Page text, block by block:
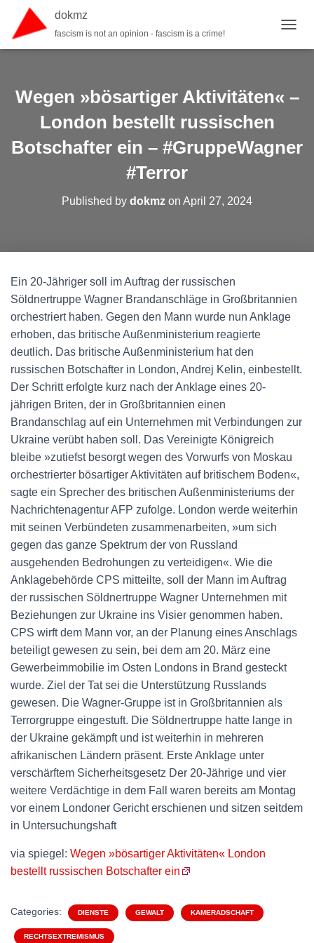
dokmz
fascism is not an opinion - fascism is a crime!
Wegen »bösartiger Aktivitäten« –
London bestellt russischen
Botschafter ein – #GruppeWagner
#Terror
Published by dokmz on April 27, 2024
Ein 20-Jähriger soll im Auftrag der russischen
Söldnertruppe Wagner Brandanschläge in Großbritannien
orchestriert haben. Gegen den Mann wurde nun Anklage
erhoben, das britische Außenministerium reagierte
deutlich. Das britische Außenministerium hat den
russischen Botschafter in London, Andrej Kelin, einbestellt.
Der Schritt erfolgte kurz nach der Anklage eines 20-
jährigen Briten, der in Großbritannien einen
Brandanschlag auf ein Unternehmen mit Verbindungen zur
Ukraine verübt haben soll. Das Vereinigte Königreich
bleibe »zutiefst besorgt wegen des Vorwurfs von Moskau
orchestrierter bösartiger Aktivitäten auf britischem Boden«,
sagte ein Sprecher des britischen Außenministeriums der
Nachrichtenagentur AFP zufolge. London werde weiterhin
mit seinen Verbündeten zusammenarbeiten, »um sich
gegen das ganze Spektrum der von Russland
ausgehenden Bedrohungen zu verteidigen«. Wie die
Anklagebehörde CPS mitteilte, soll der Mann im Auftrag
der russischen Söldnertruppe Wagner Unternehmen mit
Beziehungen zur Ukraine ins Visier genommen haben.
CPS wirft dem Mann vor, an der Planung eines Anschlags
beteiligt gewesen zu sein, bei dem am 20. März eine
Gewerbeimmobilie im Osten Londons in Brand gesteckt
wurde. Ziel der Tat sei die Unterstützung Russlands
gewesen. Die Wagner-Gruppe ist in Großbritannien als
Terrorgruppe eingestuft. Die Söldnertruppe hatte lange in
der Ukraine gekämpft und ist weiterhin in mehreren
afrikanischen Ländern präsent. Erste Anklage unter
verschärftem Sicherheitsgesetz Der 20-Jährige und vier
weitere Verdächtige in dem Fall waren bereits am Montag
vor einem Londoner Gericht erschienen und sitzen seitdem
in Untersuchungshaft
via spiegel: Wegen »bösartiger Aktivitäten« London
bestellt russischen Botschafter ein
Categories: DIENSTE GEWALT KAMERADSCHAFT
RECHTSEXTREMISMUS